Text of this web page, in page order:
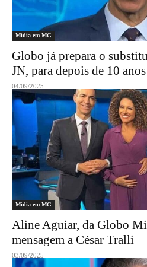
Mídia em MG
Globo já prepara o
JN, para depois de 10 anos
04/09/2025
Mídia em MG
Aline Aguiar, da Globo
mensagem a César Tralli
03/09/2025